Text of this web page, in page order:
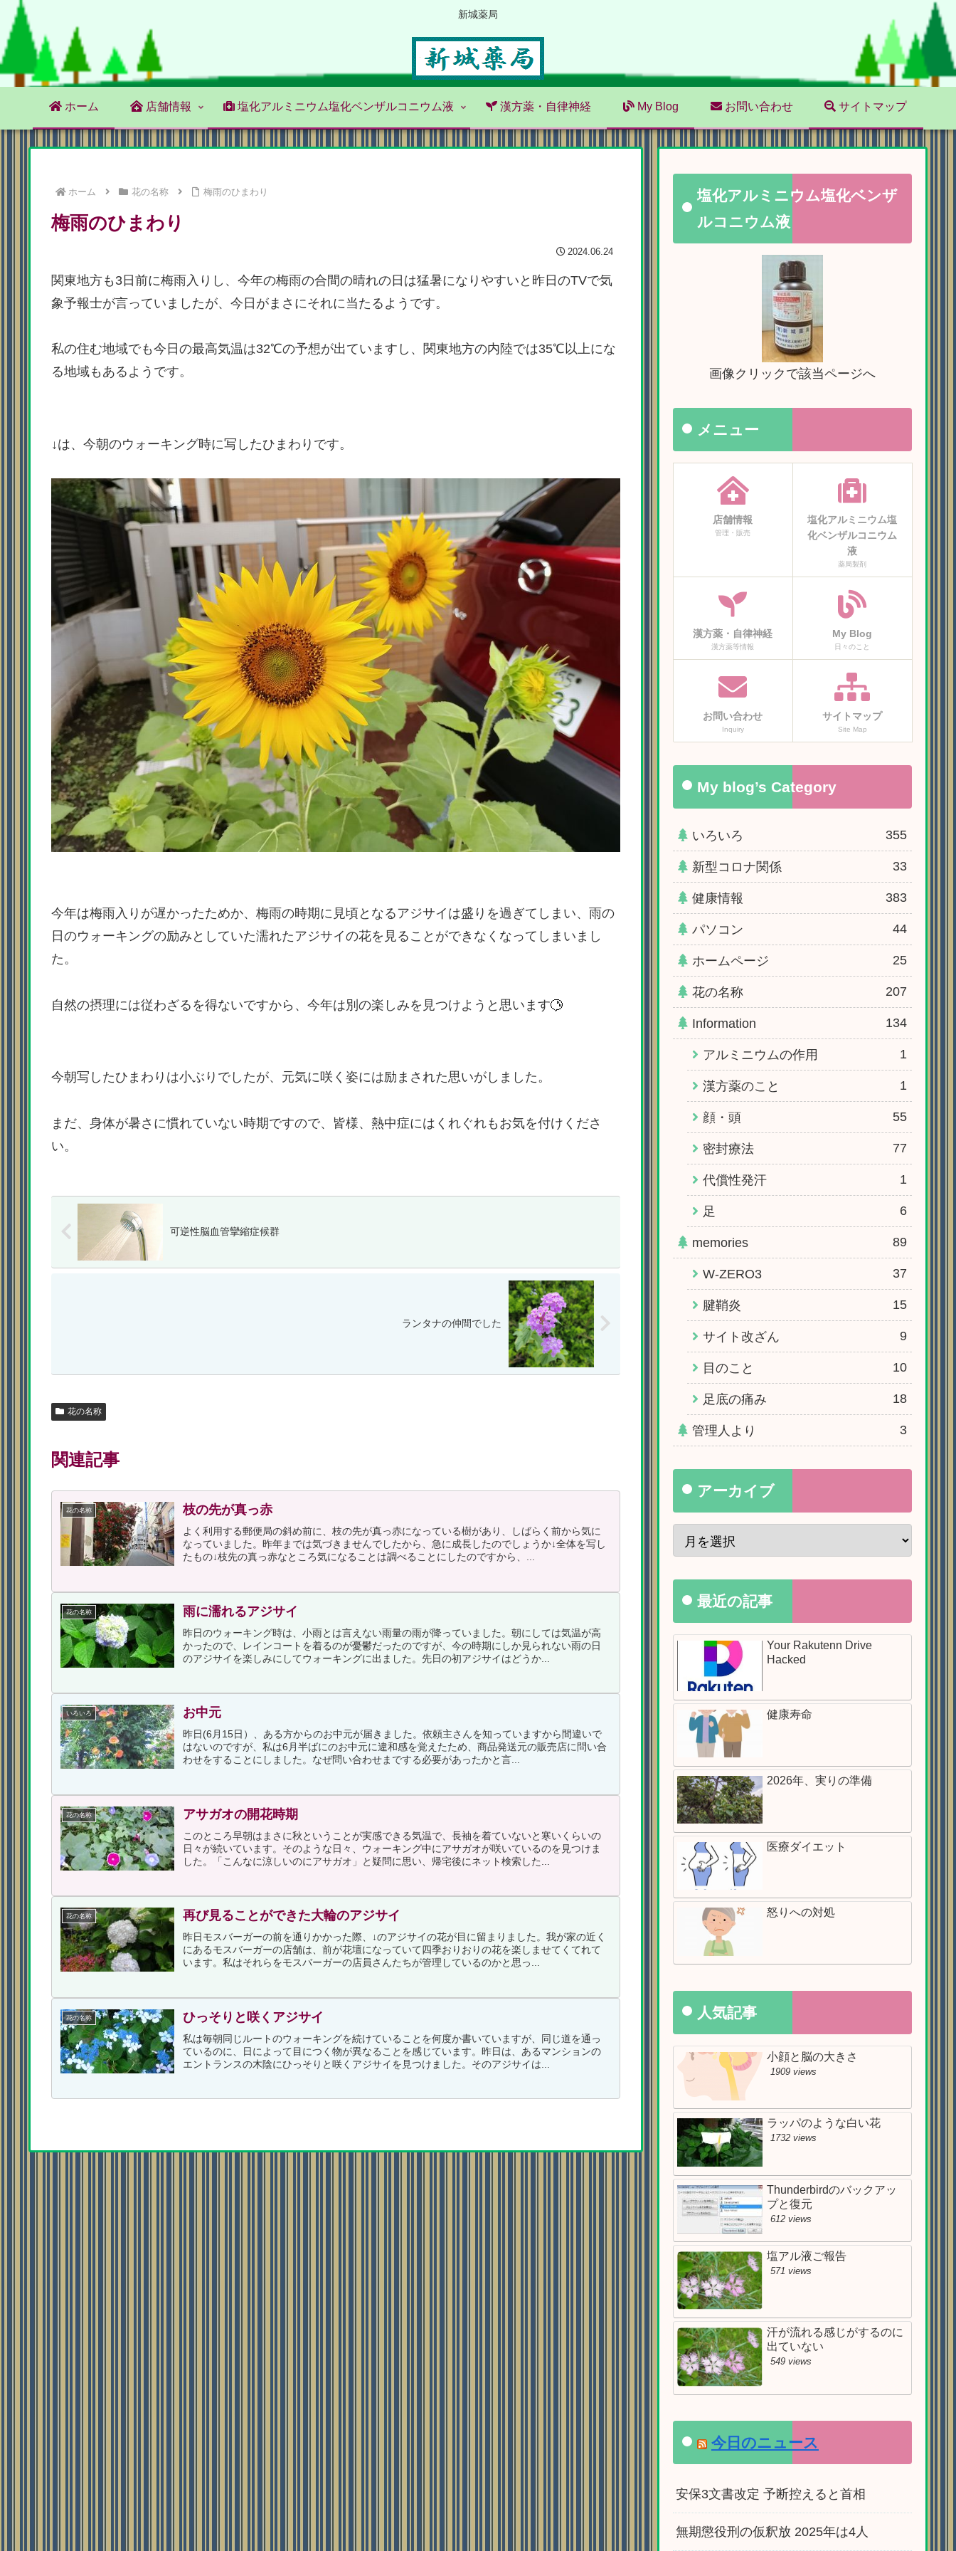
新城薬局
ホーム 店舗情報 塩化アルミニウム塩化ベンザルコニウム液 漢方薬・自律神経 My Blog お問い合わせ サイトマップ
ホーム 花の名称 梅雨のひまわり
梅雨のひまわり
2024.06.24
関東地方も3日前に梅雨入りし、今年の梅雨の合間の晴れの日は猛暑になりやすいと昨日のTVで気
象予報士が言っていましたが、今日がまさにそれに当たるようです。
私の住む地域でも今日の最高気温は32℃の予想が出ていますし、関東地方の内陸では35℃以上にな
る地域もあるようです。
↓は、今朝のウォーキング時に写したひまわりです。
今年は梅雨入りが遅かったためか、梅雨の時期に見頃となるアジサイは盛りを過ぎてしまい、雨の
日のウォーキングの励みとしていた濡れたアジサイの花を見ることができなくなってしまいまし
た。
自然の摂理には従わざるを得ないですから、今年は別の楽しみを見つけようと思います
今朝写したひまわりは小ぶりでしたが、元気に咲く姿には励まされた思いがしました。
まだ、身体が暑さに慣れていない時期ですので、皆様、熱中症にはくれぐれもお気を付けくださ
い。
可逆性脳血管攣縮症候群
ランタナの仲間でした
花の名称
関連記事
花の名称 枝の先が真っ赤
よく利用する郵便局の斜め前に、枝の先が真っ赤になっている樹があり、しばらく前から気に
なっていました。昨年までは気づきませんでしたから、急に成長したのでしょうか↓全体を写し
たもの↓枝先の真っ赤なところ気になることは調べることにしたのですから、...
花の名称 雨に濡れるアジサイ
昨日のウォーキング時は、小雨とは言えない雨量の雨が降っていました。朝にしては気温が高
かったので、レインコートを着るのが憂鬱だったのですが、今の時期にしか見られない雨の日
のアジサイを楽しみにしてウォーキングに出ました。先日の初アジサイはどうか...
いろいろ お中元
昨日(6月15日）、ある方からのお中元が届きました。依頼主さんを知っていますから間違いで
はないのですが、私は6月半ばにのお中元に違和感を覚えたため、商品発送元の販売店に問い合
わせをすることにしました。なぜ問い合わせまでする必要があったかと言...
花の名称 アサガオの開花時期
このところ早朝はまさに秋ということが実感できる気温で、長袖を着ていないと寒いくらいの
日々が続いています。そのような日々、ウォーキング中にアサガオが咲いているのを見つけま
した。「こんなに涼しいのにアサガオ」と疑問に思い、帰宅後にネット検索した...
花の名称 再び見ることができた大輪のアジサイ
昨日モスバーガーの前を通りかかった際、↓のアジサイの花が目に留まりました。我が家の近く
にあるモスバーガーの店舗は、前が花壇になっていて四季おりおりの花を楽しませてくてれて
います。私はそれらをモスバーガーの店員さんたちが管理しているのかと思っ...
花の名称 ひっそりと咲くアジサイ
私は毎朝同じルートのウォーキングを続けていることを何度か書いていますが、同じ道を通っ
ているのに、日によって目につく物が異なることを感じています。昨日は、あるマンションの
エントランスの木陰にひっそりと咲くアジサイを見つけました。そのアジサイは...
塩化アルミニウム塩化ベンザ
ルコニウム液
画像クリックで該当ページへ
メニュー
店舗情報
管理・販売
塩化アルミニウム塩
化ベンザルコニウム
液
薬局製剤
漢方薬・自律神経
漢方薬等情報
My Blog
日々のこと
お問い合わせ
Inquiry
サイトマップ
Site Map
My blog’s Category
いろいろ 355
新型コロナ関係 33
健康情報 383
パソコン 44
ホームページ 25
花の名称 207
Information 134
アルミニウムの作用 1
漢方薬のこと 1
顔・頭 55
密封療法 77
代償性発汗 1
足 6
memories 89
W-ZERO3 37
腱鞘炎 15
サイト改ざん 9
目のこと 10
足底の痛み 18
管理人より 3
アーカイブ
最近の記事
Your Rakutenn Drive
Hacked
健康寿命
2026年、実りの準備
医療ダイエット
怒りへの対処
人気記事
小顔と脳の大きさ
1909 views
ラッパのような白い花
1732 views
Thunderbirdのバックアッ
プと復元
612 views
塩アル液ご報告
571 views
汗が流れる感じがするのに
出ていない
549 views
今日のニュース
安保3文書改定 予断控えると首相
無期懲役刑の仮釈放 2025年は4人